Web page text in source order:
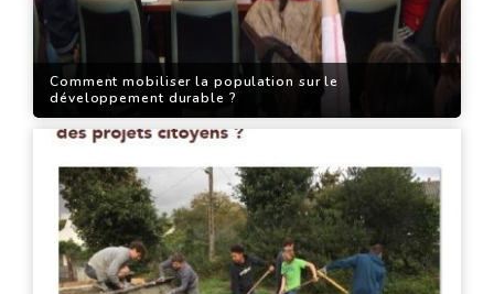
Comment mobiliser la population sur le
développement durable ?